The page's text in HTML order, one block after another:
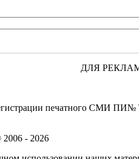
ДЛЯ
печатного СМИ ПИ№
- 2026